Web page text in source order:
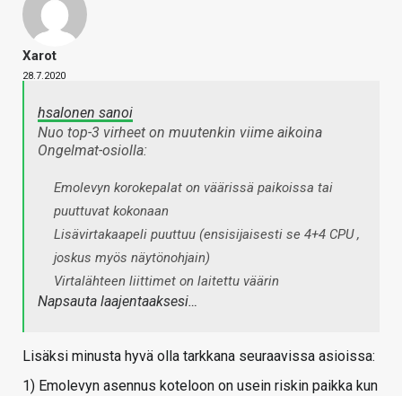
Xarot
28.7.2020
hsalonen sanoi
Nuo top-3 virheet on muutenkin viime aikoina
Ongelmat-osiolla:
Emolevyn korokepalat on väärissä paikoissa tai
puuttuvat kokonaan
Lisävirtakaapeli puuttuu (ensisijaisesti se 4+4 CPU ,
joskus myös näytönohjain)
Virtalähteen liittimet on laitettu väärin
Napsauta laajentaaksesi…
Lisäksi minusta hyvä olla tarkkana seuraavissa asioissa:
1) Emolevyn asennus koteloon on usein riskin paikka kun